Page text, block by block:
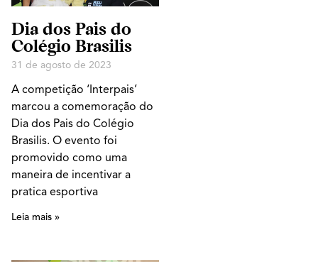
Dia dos Pais do
Colégio Brasilis
31 de agosto de 2023
A competição ‘Interpais’
marcou a comemoração do
Dia dos Pais do Colégio
Brasilis. O evento foi
promovido como uma
maneira de incentivar a
pratica esportiva
Leia mais »